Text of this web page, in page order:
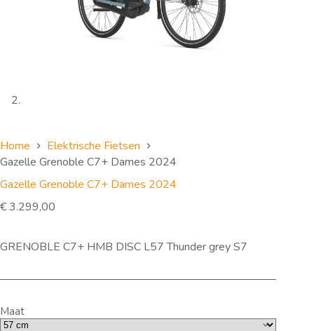
Home
Elektrische Fietsen
Gazelle Grenoble C7+ Dames 2024
Gazelle Grenoble C7+ Dames 2024
€3.299,00
GRENOBLE C7+ HMB DISC L57 Thunder grey S7
Maat